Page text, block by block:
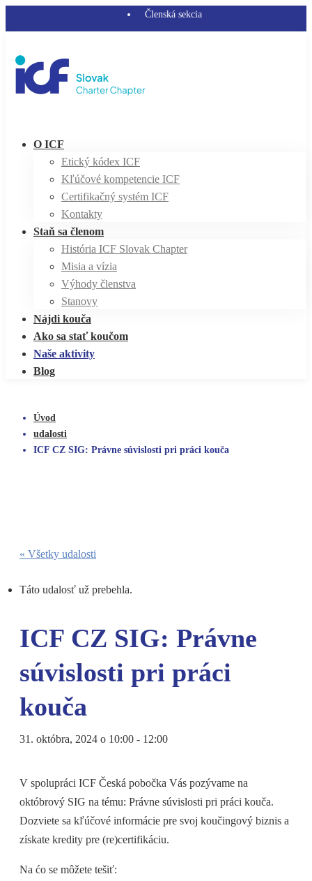
Členská sekcia
O ICF
Etický kódex ICF
Kľúčové kompetencie ICF
Certifikačný systém ICF
Kontakty
Staň sa členom
História ICF Slovak Chapter
Misia a vízia
Výhody členstva
Stanovy
Nájdi kouča
Ako sa stať koučom
Naše aktivity
Blog
Úvod
udalosti
ICF CZ SIG: Právne súvislosti pri práci kouča
« Všetky udalosti
Táto udalosť už prebehla.
ICF CZ SIG: Právne
súvislosti pri práci
kouča
31. októbra, 2024 o 10:00 - 12:00
V spolupráci ICF Česká pobočka Vás pozývame na
októbrový SIG na tému: Právne súvislosti pri práci kouča.
Dozviete sa kľúčové informácie pre svoj koučingový biznis a
získate kredity pre (re)certifikáciu.
Na ćo se môžete tešiť: